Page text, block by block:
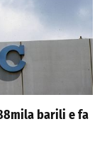
barili e fa